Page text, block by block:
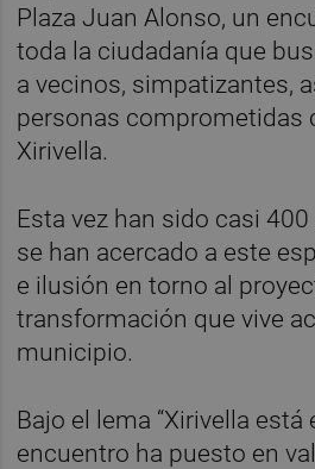
Plaza Juan Alonso, un
toda la ciudadanía que
a vecinos, simpatizantes,
personas comprometidas
Xirivella.
Esta vez han sido casi
se han acercado a este
e ilusión en torno al
transformación que vive
municipio.
Bajo el lema “Xirivella está
encuentro ha puesto en